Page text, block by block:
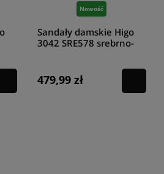
Nowość
Sandały damskie Higo
3042 SRE578 srebrno-
479,99 zł